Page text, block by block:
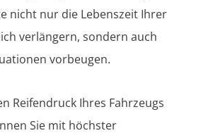
nicht nur die Lebenszeit Ihrer
verlängern, sondern auch
vorbeugen.
Reifendruck Ihres Fahrzeugs
Sie mit höchster